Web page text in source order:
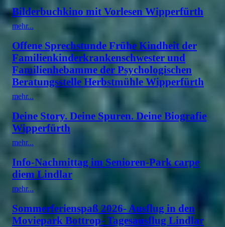
Bilderbuchkino mit Vorlesen Wipperfürth
mehr...
Offene Sprechstunde Frühe Kindheit der
Familienkinderkrankenschwester und
Familienhebamme der Psychologischen
Beratungsstelle Herbstmühle Wipperfürth
mehr...
Deine Story. Deine Spuren. Deine Biografie
Wipperfürth
mehr...
Info-Nachmittag im Senioren-Park carpe
diem Lindlar
mehr...
Sommerferienspaß 2026- Ausflug in den
Moviepark Bottrop- Tagesausflug Lindlar